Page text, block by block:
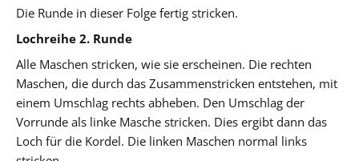
Die Runde in dieser Folge fertig stricken.
Lochreihe 2. Runde
Alle Maschen stricken, wie sie erscheinen. Die rechten
Maschen, die durch das Zusammenstricken entstehen, mit
einem Umschlag rechts abheben. Den Umschlag der
Vorrunde als linke Masche stricken. Dies ergibt dann das
Loch für die Kordel. Die linken Maschen normal links